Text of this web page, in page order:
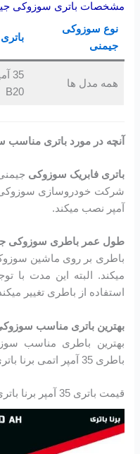
مشخصات باتری سوزوکی
نوع سوزوکی
جیمنی
همه مدل ها
35
B20
آنچه در مورد باتری
باتری فابریک سوزوکی
آمپر نصب میکند.
طول عمر باطری سوزوکی
باطری بر روی ماشین
میکند. البته این مدت با
استفاده از باطری تغییر
بهترین باتری مناسب
بهترین باطری مناسب
باطری 35 آمپر اتمی برنا باتری میباشد.
قیمت باتری 35 آمپر برنا باتری